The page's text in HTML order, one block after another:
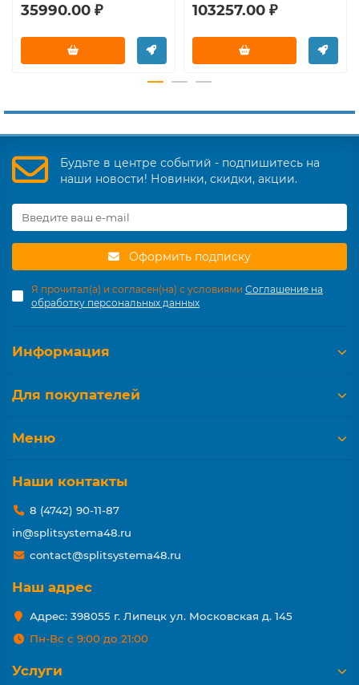
35990.00 ₽ 103257.00 ₽
Будьте в центре событий - подпишитесь на
наши новости! Новинки, скидки, акции.
Оформить подписку
Я прочитал(а) и согласен(на) с условиями Соглашение на
обработку персональных данных
Информация
Для покупателей
Меню
Наши контакты
8 (4742) 90-11-87
in@splitsystema48.ru
contact@splitsystema48.ru
Наш адрес
Адрес: 398055 г. Липецк ул. Московская д. 145
Пн-Вс с 9:00 до 21:00
Услуги